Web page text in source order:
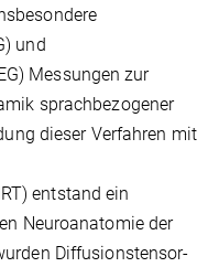
und
Messungen zur
sprachbezogener
dieser Verfahren mit
entstand ein
Neuroanatomie der
Diffusionstensor-